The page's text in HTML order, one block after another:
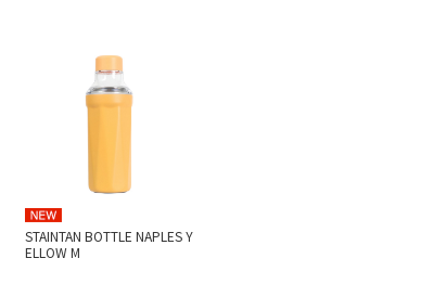
STAINTAN BOTTLE NAPLES Y
ELLOW M